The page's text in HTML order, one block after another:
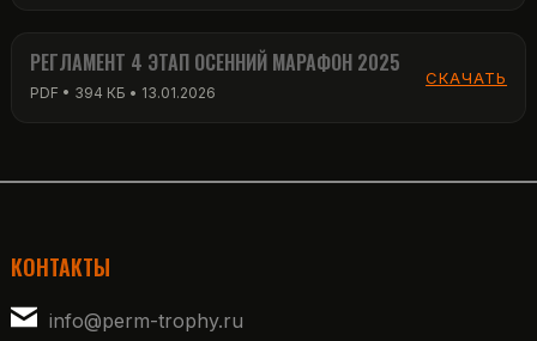
РЕГЛАМЕНТ 4 ЭТАП ОСЕННИЙ МАРАФОН 2025
КОНТАКТЫ